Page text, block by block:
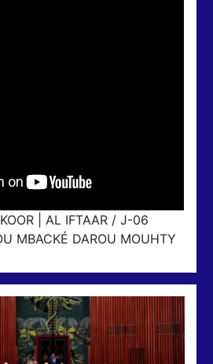
| AL IFTAAR / J-06
MBACKÉ DAROU MOUHTY